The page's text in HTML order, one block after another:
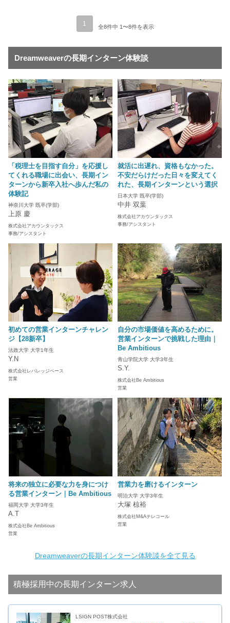
1 全8件中 1〜8件を表示
Dreamweaverの長期インターン体験談
「税理士を目指す自分」を応援し
てくれる職場に出会い、長期イン
ターンから新卒入社へ歩んだ私の
体験記
神奈川大学 既卒(学部)
上原 慶
株式会社アカウンタックス
事務/アシスタント
就活に出遅れ、資格もなかった。
不安だらけだった日々を変えてく
れた、長期インターンという選択
日本大学 既卒(学部)
中井 双葉
株式会社アカウンタックス
事務/アシスタント
初めての営業インターンチャレン
ジ【28新卒】
法政大学 大学1年生
Y.N
株式会社レバレッジベース
営業
自分の市場価値を高めるために。
営業インターンで挑戦した理由｜
Be Ambitious
青山学院大学 大学3年生
S.Y.
株式会社Be Ambitious
営業
将来の独立に必要な力を身につけ
る営業インターン｜Be Ambitious
福岡大学 大学3年生
A.T
株式会社Be Ambitious
営業
営業力を磨けるインターン
明治大学 大学3年生
大塚 椋裕
株式会社M&Aテレコール
営業
Dreamweaverの長期インターン体験談を全て見る
積極採用中の長期インターン求人
LSIGN POST株式会社